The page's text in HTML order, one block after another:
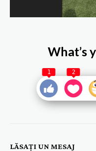
What’s
1 2
LĂSAȚI UN MESAJ